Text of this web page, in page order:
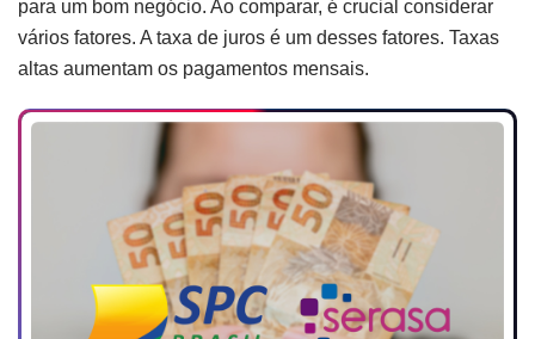
para um bom negócio. Ao comparar, é crucial considerar
vários fatores. A taxa de juros é um desses fatores. Taxas
altas aumentam os pagamentos mensais.